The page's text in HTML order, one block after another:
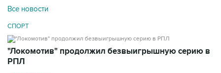
Все новости
СПОРТ
"Локомотив" продолжил безвыигрышную серию в
РПЛ